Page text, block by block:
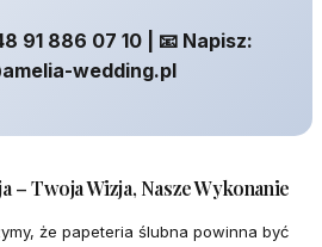
91 886 07 10 | 📧 Napisz:
wedding.pl
– Twoja Wizja, Nasze Wykonanie
że papeteria ślubna powinna być